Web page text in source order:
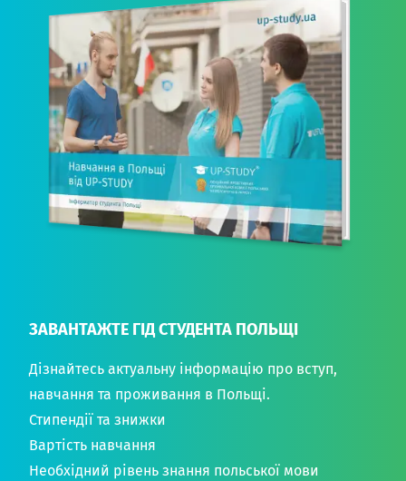
ЗАВАНТАЖТЕ ГІД СТУДЕНТА ПОЛЬЩІ
Дізнайтесь актуальну інформацію про вступ,
навчання та проживання в Польщі.
Стипендії та знижки
Вартість навчання
Необхідний рівень знання польської мови